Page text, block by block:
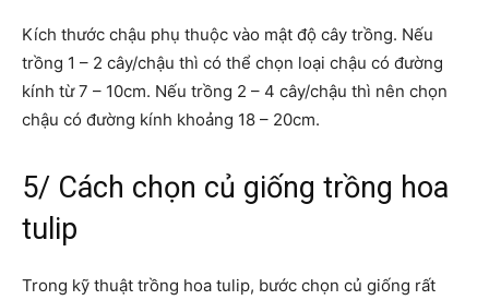
Kích thước chậu phụ thuộc vào mật độ cây trồng. Nếu
trồng 1 – 2 cây/chậu thì có thể chọn loại chậu có đường
kính từ 7 – 10cm. Nếu trồng 2 – 4 cây/chậu thì nên chọn
chậu có đường kính khoảng 18 – 20cm.
5/ Cách chọn củ giống trồng hoa
tulip
Trong kỹ thuật trồng hoa tulip, bước chọn củ giống rất